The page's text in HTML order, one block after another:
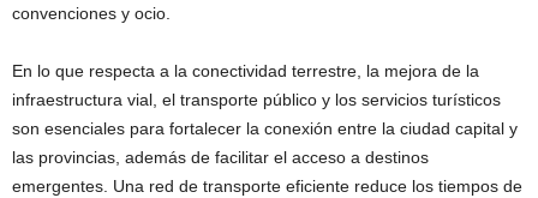
convenciones y ocio.
En lo que respecta a la conectividad terrestre, la mejora de la
infraestructura vial, el transporte público y los servicios turísticos
son esenciales para fortalecer la conexión entre la ciudad capital y
las provincias, además de facilitar el acceso a destinos
emergentes. Una red de transporte eficiente reduce los tiempos de